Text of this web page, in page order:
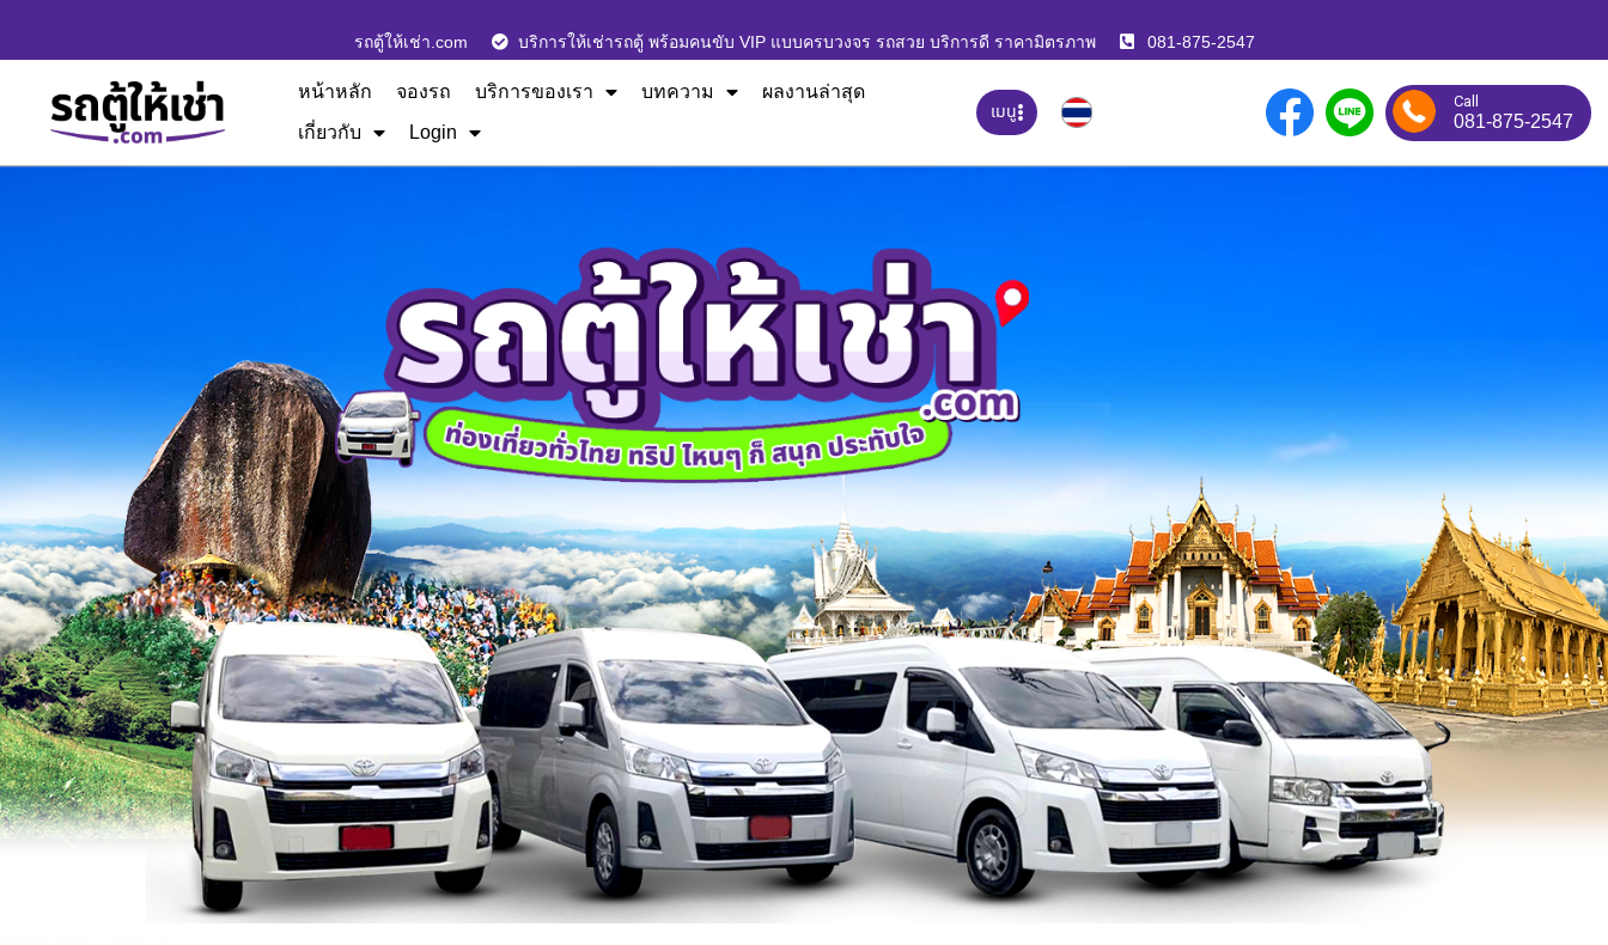
รถตู้ให้เช่า.com บริการให้เช่ารถตู้ พร้อมคนขับ VIP แบบครบวงจร รถสวย บริการดี ราคามิตรภาพ 081-875-2547
หน้าหลัก จองรถ บริการของเรา บทความ
ผลงานล่าสุด
เกี่ยวกับ
Login
เมนู Call
081-875-2547